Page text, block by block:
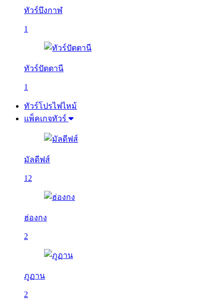
ทัวร์บึงกาฬ
1
ทัวร์ปัตตานี
1
ทัวร์โปรไฟไหม้
แพ็คเกจทัวร์
มัลดีฟส์
12
ฮ่องกง
2
ภูฏาน
2